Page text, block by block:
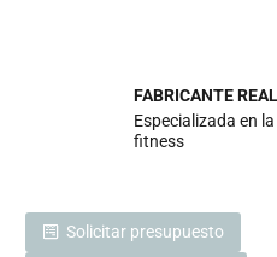
FABRICANTE REAL
Especializada en
fitness
Solicitar presupuesto